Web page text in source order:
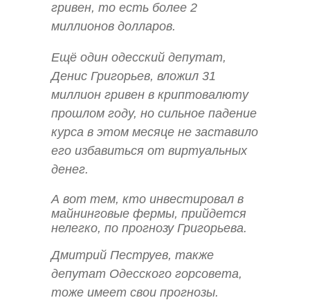
гривен, то есть более 2
миллионов долларов.
Ещё один одесский депутат,
Денис Григорьев, вложил 31
миллион гривен в криптовалюту
прошлом году, но сильное падение
курса в этом месяце не заставило
его избавиться от виртуальных
денег.
А вот тем, кто инвестировал в
майнинговые фермы, прийдется
нелегко, по прогнозу Григорьева.
Дмитрий Пеструев, также
депутат Одесского горсовета,
тоже имеет свои прогнозы.